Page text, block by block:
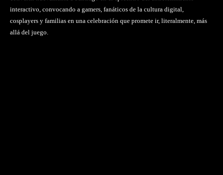
interactivo, convocando a gamers, fanáticos de la cultura digital,
cosplayers y familias en una celebración que promete ir, literalmente, más
allá del juego.